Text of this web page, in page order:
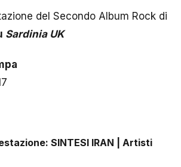
del Secondo Album Rock di
Sardinia UK
: SINTESI IRAN | Artisti